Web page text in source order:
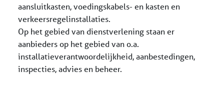
aansluitkasten, voedingskabels- en kasten en
verkeersregelinstallaties.
Op het gebied van dienstverlening staan er
aanbieders op het gebied van o.a.
installatieverantwoordelijkheid, aanbestedingen,
inspecties, advies en beheer.